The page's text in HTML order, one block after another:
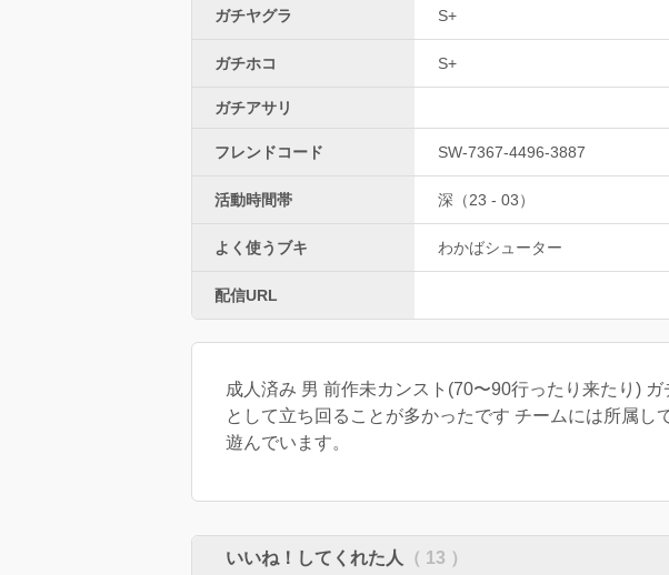
ガチヤグラ S+
ガチホコ S+
ガチアサリ
フレンドコード SW-7367-4496-3887
活動時間帯 深（23 - 03）
よく使うブキ わかばシューター
配信URL
成人済み 男 前作未カンスト(70〜90行ったり来たり)
として立ち回ることが多かったです チームには所属
遊んでいます。
いいね！してくれた人 （ 13 ）